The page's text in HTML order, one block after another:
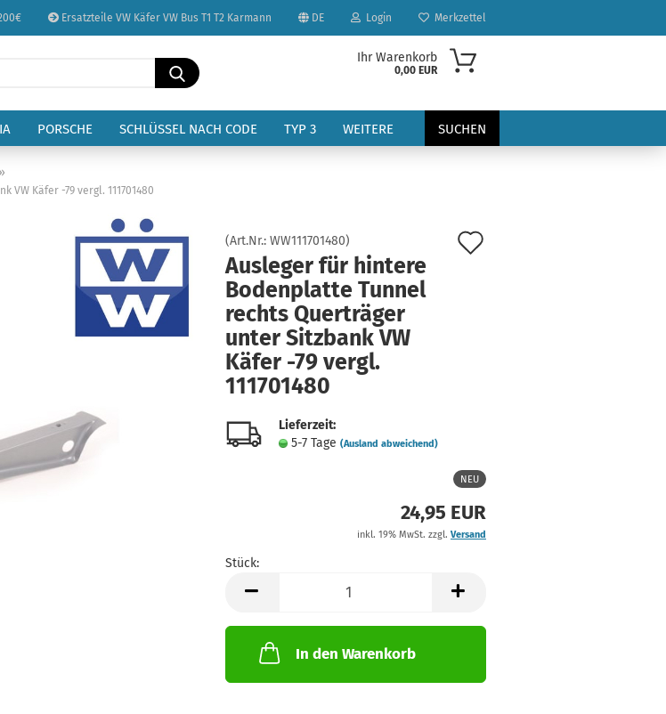
Ersatzteile VW Käfer VW Bus T1 T2 Karmann DE
Sprache auswählen
Lieferland
Login
Konto erstellen
Passwort vergessen?
Merkzettel
Suche...
Ihr Warenkorb
0,00 EUR
PORSCHE SCHLÜSSEL NACH CODE TYP 3 SUCHEN
WEITERE
»
Käfer -79 vergl. 111701480
(Art.Nr.: WW111701480)
Ausleger für hintere
Bodenplatte Tunnel
rechts Querträger
unter Sitzbank VW
Käfer -79 vergl.
111701480
Lieferzeit:
5-7 Tage (Ausland abweichend)
NEU
24,95 EUR
inkl. 19% MwSt. zzgl. Versand
Stück:
Stück
In den Warenkorb